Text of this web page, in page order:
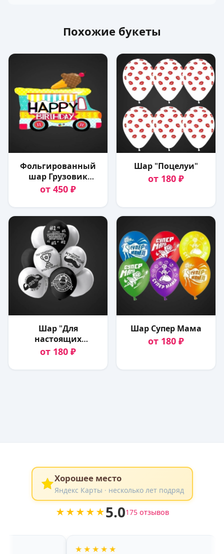
Похожие букеты
Фольгированный
шар Грузовик
Happy birthday 65
от 450 ₽
Шар "Поцелуи"
от 180 ₽
Шар "Для
настоящих
мужчин"
от 180 ₽
Шар Супер Мама
от 180 ₽
Хорошее место
Яндекс Карты · несколько лет подряд
★★★★★5.0175 отзывов